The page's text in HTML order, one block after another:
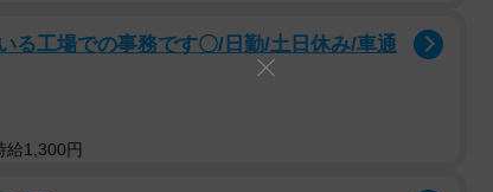
る工場での事務です〇/日勤/土日休み/車通
給1,300円